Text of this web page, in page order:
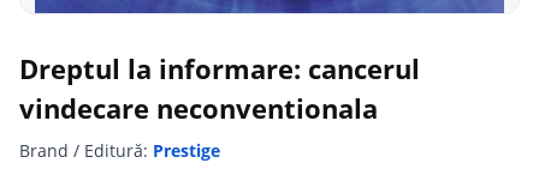
Dreptul la informare: cancerul
vindecare neconventionala
Brand / Editură: Prestige